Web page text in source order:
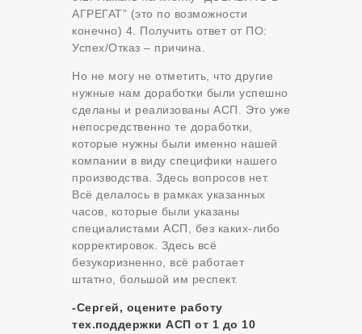
АГРЕГАТ” (это по возможности
конечно) 4. Получить ответ от ПО:
Успех/Отказ – причина.
Но не могу не отметить, что другие
нужные нам доработки были успешно
сделаны и реализованы АСП. Это уже
непосредственно те доработки,
которые нужны были именно нашей
компании в виду специфики нашего
производства. Здесь вопросов нет.
Всё делалось в рамках указанных
часов, которые были указаны
специалистами АСП, без каких-либо
корректировок. Здесь всё
безукоризненно, всё работает
штатно, большой им респект.
-Сергей, оцените работу
тех.поддержки АСП от 1 до 10